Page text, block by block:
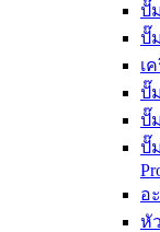
ปั๊
ปั๊
เ
ปั๊
ปั๊
ปั๊
อ
หั